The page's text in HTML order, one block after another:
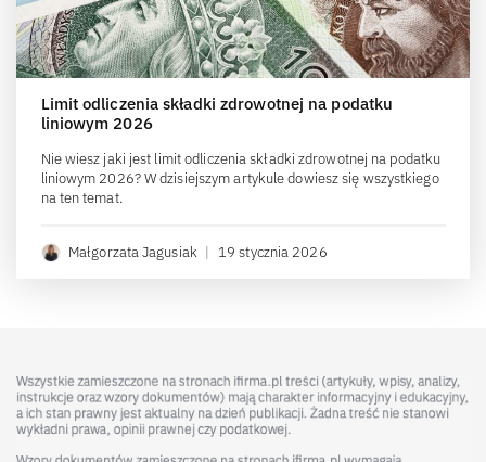
Limit odliczenia składki zdrowotnej na podatku
liniowym 2026
Nie wiesz jaki jest limit odliczenia składki zdrowotnej na podatku
liniowym 2026? W dzisiejszym artykule dowiesz się wszystkiego
na ten temat.
Małgorzata Jagusiak | 19 stycznia 2026